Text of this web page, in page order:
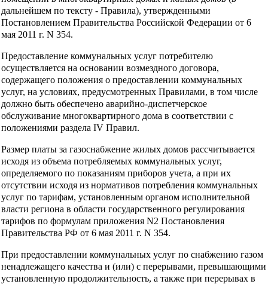
дальнейшем по тексту - Правила), утвержденными
Постановлением Правительства Российской Федерации от 6
мая 2011 г. N 354.
Предоставление коммунальных услуг потребителю
осуществляется на основании возмездного договора,
содержащего положения о предоставлении коммунальных
услуг, на условиях, предусмотренных Правилами, в том числе
должно быть обеспечено аварийно-диспетчерское
обслуживание многоквартирного дома в соответствии с
положениями раздела IV Правил.
Размер платы за газоснабжение жилых домов рассчитывается
исходя из объема потребляемых коммунальных услуг,
определяемого по показаниям приборов учета, а при их
отсутствии исходя из нормативов потребления коммунальных
услуг по тарифам, установленным органом исполнительной
власти региона в области государственного регулирования
тарифов по формулам приложения N2 Постановления
Правительства РФ от 6 мая 2011 г. N 354.
При предоставлении коммунальных услуг по снабжению газом
ненадлежащего качества и (или) с перерывами, превышающими
установленную продолжительность, а также при перерывах в